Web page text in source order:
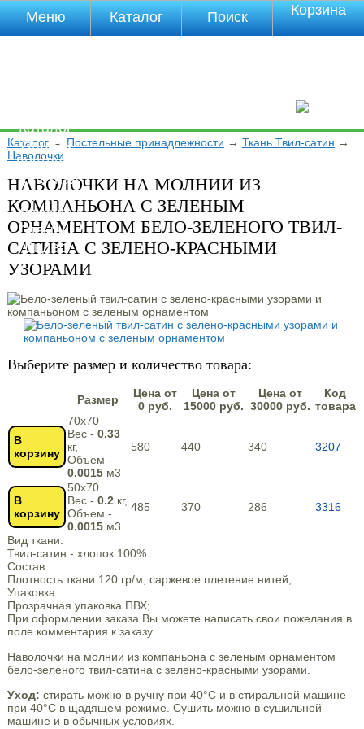
Каталог→ Постельные принадлежности → Ткань Твил-сатин →
Наволочки
НАВОЛОЧКИ НА МОЛНИИ ИЗ
КОМПАНЬОНА С ЗЕЛЕНЫМ
ОРНАМЕНТОМ БЕЛО-ЗЕЛЕНОГО ТВИЛ-
САТИНА С ЗЕЛЕНО-КРАСНЫМИ
УЗОРАМИ
Выберите размер и количество товара:
Размер
Цена от
0 руб.
Цена от
15000 руб.
Цена от
30000 руб.
Код
товара
В
корзину
70х70
Вес - 0.33
кг,
Объем -
0.0015м3
580 440 340 3207
В
корзину
50х70
Вес - 0.2 кг,
Объем -
0.0015м3
485 370 286 3316
Вид ткани:
Твил-сатин - хлопок 100%
Состав:
Плотность ткани 120 гр/м; саржевое плетение нитей;
Упаковка:
Прозрачная упаковка ПВХ;
При оформлении заказа Вы можете написать свои пожелания в
поле комментария к заказу.
Наволочки на молнии из компаньона с зеленым орнаментом
бело-зеленого твил-сатина с зелено-красными узорами.
Уход: стирать можно в ручну при 40°С и в стиральной машине
при 40°С в щадящем режиме. Сушить можно в сушильной
машине и в обычных условиях.
Меню
Каталог
Оплата
Доставка
Полезная
инфа
Магазины
Отзывы
Видео
Каталог Поиск Корзина